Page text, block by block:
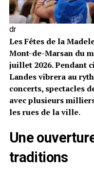
dr
Les Fêtes de la
Mont-de-Marsan du
juillet 2026. Pendant
Landes vibrera au
concerts, spectacles
avec plusieurs
les rues de la ville.
Une
traditions